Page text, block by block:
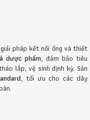
pháp kết nối ống và thiết
dược phẩm, đảm bảo tiêu
lắp, vệ sinh định kỳ. Sản
, tối ưu cho các dây